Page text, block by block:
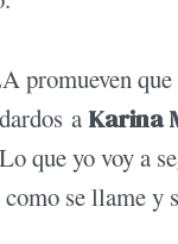
promueven
a Karina
que yo voy a
se llame